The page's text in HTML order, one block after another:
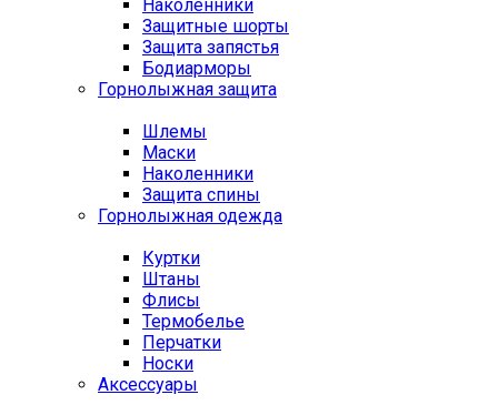
Наколенники
Защитные шорты
Защита запястья
Бодиарморы
Горнолыжная защита
Шлемы
Маски
Наколенники
Защита спины
Горнолыжная одежда
Куртки
Штаны
Флисы
Термобелье
Перчатки
Носки
Аксессуары